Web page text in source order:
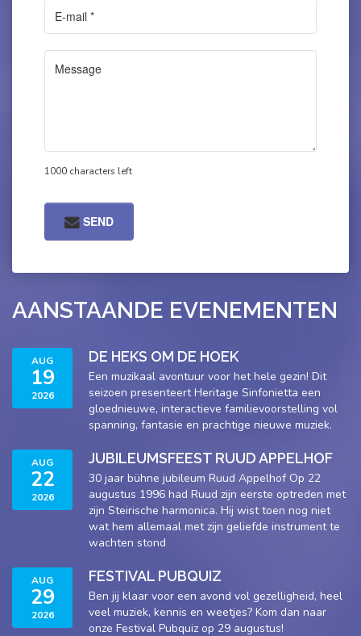
1000 characters left
SEND
AANSTAANDE EVENEMENTEN
AUG
19
2026
DE HEKS OM DE HOEK
Een muzikaal avontuur voor het hele gezin! Dit
seizoen presenteert Heritage Sinfonietta een
gloednieuwe, interactieve familievoorstelling vol
spanning, fantasie en prachtige nieuwe muziek.
AUG
22
2026
JUBILEUMSFEEST RUUD APPELHOF
30 jaar bühne jubileum Ruud Appelhof Op 22
augustus 1996 had Ruud zijn eerste optreden met
zijn Steirische harmonica. Hij wist toen nog niet
wat hem allemaal met zijn geliefde instrument te
wachten stond
AUG
29
2026
FESTIVAL PUBQUIZ
Ben jij klaar voor een avond vol gezelligheid, heel
veel muziek, kennis en weetjes? Kom dan naar
onze Festival Pubquiz op 29 augustus!